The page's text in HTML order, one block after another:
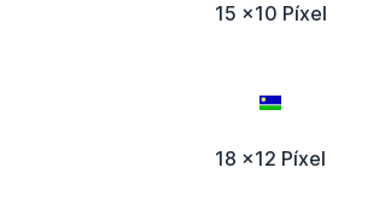
15 x10 Píxel
18 x12 Píxel